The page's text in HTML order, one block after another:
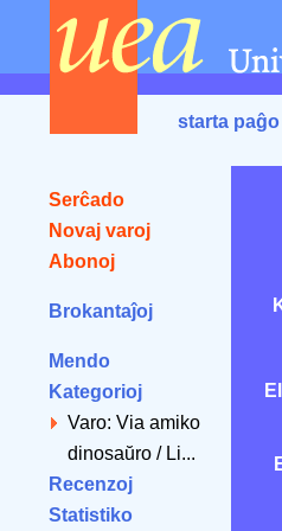
starta paĝo
Serĉado
Novaj varoj
Abonoj
Brokantaĵoj
Mendo
Kategorioj
Varo: Via amiko
dinosaŭro / Li...
Recenzoj
Statistiko